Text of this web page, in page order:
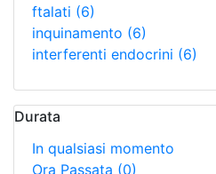
ftalati (6)
inquinamento (6)
interferenti endocrini (6)
Durata
In qualsiasi momento
Ora Passata (0)